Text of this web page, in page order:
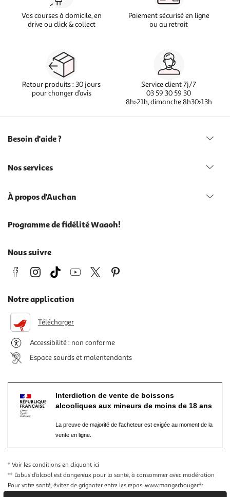
Vos courses à domicile, en
drive ou click & collect
Paiement sécurisé en ligne
ou au retrait
Retour produits : 30 jours
pour changer d’avis
Service client 7j/7
03 59 30 59 30
8h>21h, dimanche 8h30>13h
Besoin d'aide ?
Nos services
À propos d'Auchan
Programme de fidélité Waaoh!
Nous suivre
Notre application
Télécharger
Accessibilité : non conforme
Espace sourds et malentendants
Interdiction de vente de boissons
alcooliques aux mineurs de moins de 18 ans
La preuve de majorité de l'acheteur est exigée au moment de la
vente en ligne.
* Voir les conditions en cliquant ici
** L’abus d’alcool est dangereux pour la santé, à consommer avec modération
Pour votre santé, évitez de grignoter entre les repas. www.mangerbouger.fr